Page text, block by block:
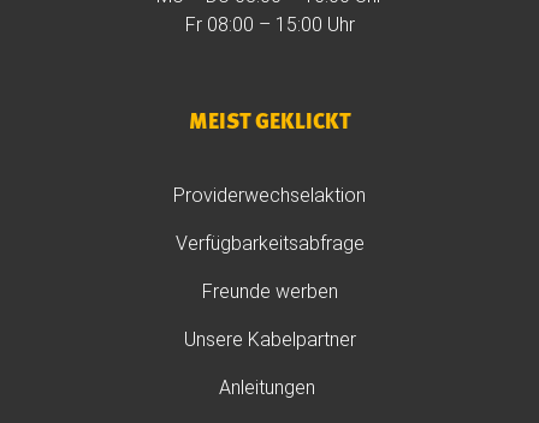
Fr 08:00 – 15:00 Uhr
MEIST GEKLICKT
Providerwechselaktion
Verfügbarkeitsabfrage
Freunde werben
Unsere Kabelpartner
Anleitungen